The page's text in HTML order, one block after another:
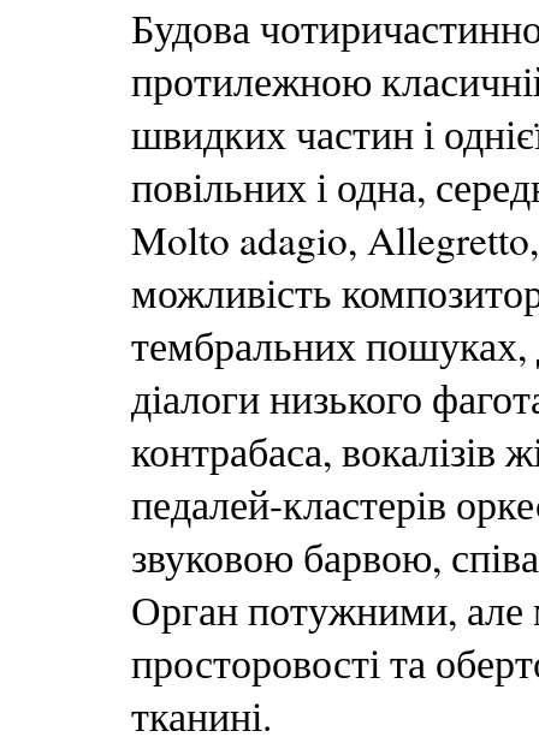
Будова
протилежною
швидких частин і
повільних і одна,
Molto adagio,
можливість
тембральних пошуках,
діалоги низького
контрабаса, вокалізів
педалей-кластерів
звуковою барвою,
Орган потужними, але
просторовості та
тканині.